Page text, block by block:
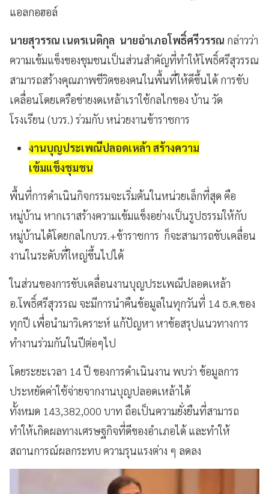
แอลกอฮอล์
นายสุวรรณ เนตรเนติกุล นายอำเภอโพธิ์ศรีวรรณ กล่าวว่า
ความเข้มแข็งของชุมชนเป็นส่วนสำคัญที่ทำให้โพธิ์ศรีสุวรรณ
สามารถสร้างคุณภาพชีวิตของคนในพื้นที่ให้ดีขึ้นได้ การขับ
เคลื่อนโดยเครือข่ายงดเหล้าเราใช้กลไกของ บ้าน วัด
โรงเรียน (บวร.) ร่วมกับ หน่วยงานข้าราชการ
งานบุญประเพณีปลอดเหล้า สร้างความ
เข้มแข็งชุมชน
พื้นที่การดำเนินกิจกรรมจะเริ่มต้นในหน่วยเล็กที่สุด คือ
หมู่บ้าน หากเราสร้างความเข้มแข็งอย่างเป็นรูปธรรมให้กับ
หมู่บ้านได้โดยกลไกบวร.+ข้าราชการ ก็จะสามารถขับเคลื่อน
งานในระดับที่ใหญ่ขึ้นไปได้
ในส่วนของการขับเคลื่อนงานบุญประเพณีปลอดเหล้า
อ.โพธิ์ศรีสุวรรณ จะมีการนำคืนข้อมูลในทุกวันที่ 14 ธ.ค.ของ
ทุกปี เพื่อนำมาวิเคราะห์ แก้ปัญหา หาข้อสรุปแนวทางการ
ทำงานร่วมกันในปีต่อๆไป
โดยระยะเวลา 14 ปี ของการดำเนินงาน พบว่า ข้อมูลการ
ประหยัดค่าใช้จ่ายจากงานบุญปลอดเหล้าได้
ทั้งหมด 143,382,000 บาท ถือเป็นความยั่งยืนที่สามารถ
ทำให้เกิดผลทางเศรษฐกิจที่ดีของอำเภอได้ และทำให้
สถานการณ์ผลกระทบ ความรุนแรงต่าง ๆ ลดลง